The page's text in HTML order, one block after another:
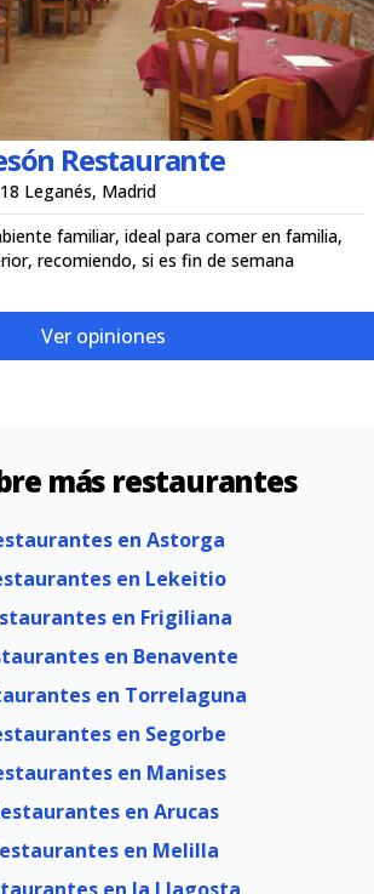
Restaurante
Leganés, Madrid
familiar, ideal para comer en familia,
recomiendo, si es fin de semana
Ver opiniones
más restaurantes
en Astorga
en Lekeitio
en Frigiliana
en Benavente
en Torrelaguna
en Segorbe
en Manises
en Arucas
en Melilla